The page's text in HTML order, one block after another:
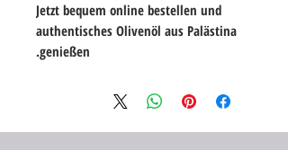
Jetzt bequem online bestellen und
authentisches Olivenöl aus Palästina
genießen.